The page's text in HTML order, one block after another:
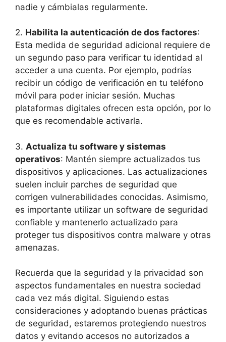
nadie y cámbialas regularmente.
2. Habilita la autenticación de dos factores:
Esta medida de seguridad adicional requiere de
un segundo paso para verificar tu identidad al
acceder a una cuenta. Por ejemplo, podrías
recibir un código de verificación en tu teléfono
móvil para poder iniciar sesión. Muchas
plataformas digitales ofrecen esta opción, por lo
que es recomendable activarla.
3. Actualiza tu software y sistemas
operativos: Mantén siempre actualizados tus
dispositivos y aplicaciones. Las actualizaciones
suelen incluir parches de seguridad que
corrigen vulnerabilidades conocidas. Asimismo,
es importante utilizar un software de seguridad
confiable y mantenerlo actualizado para
proteger tus dispositivos contra malware y otras
amenazas.
Recuerda que la seguridad y la privacidad son
aspectos fundamentales en nuestra sociedad
cada vez más digital. Siguiendo estas
consideraciones y adoptando buenas prácticas
de seguridad, estaremos protegiendo nuestros
datos y evitando accesos no autorizados a